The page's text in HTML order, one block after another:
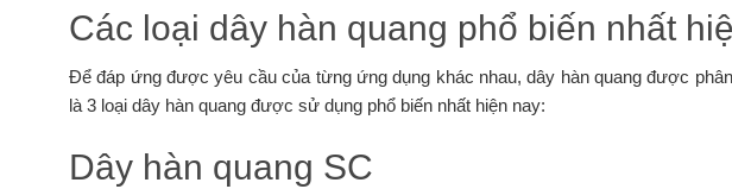
Các loại dây hàn quang phổ biến nhất
Để đáp ứng được yêu cầu của từng ứng dụng khác nhau, dây hàn quang được
là 3 loại dây hàn quang được sử dụng phổ biến nhất hiện nay:
Dây hàn quang SC